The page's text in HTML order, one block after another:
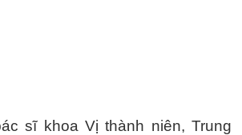
sĩ khoa Vị thành niên, Trung